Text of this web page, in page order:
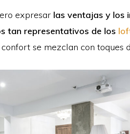
expresar las ventajas y los
tan representativos de los
se mezclan con toques